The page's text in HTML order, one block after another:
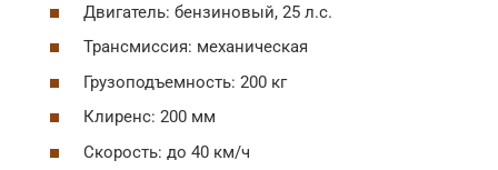
Двигатель: бензиновый, 25 л.с.
Трансмиссия: механическая
Грузоподъемность: 200 кг
Клиренс: 200 мм
Скорость: до 40 км/ч